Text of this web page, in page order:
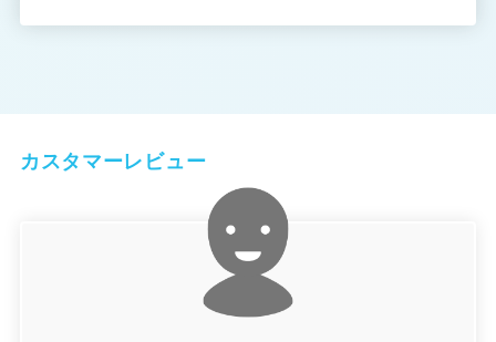
カスタマーレビュー